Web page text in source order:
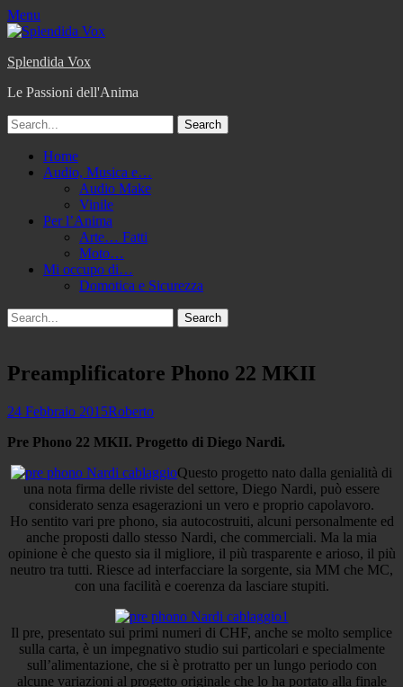
Menu
Splendida Vox
Le Passioni dell'Anima
Search
for:
Primary
Menu
Skip
Home
Audio, Musica e…
Audio Make
Vinile
Per l’Anima
Arte… Fatti
Moto…
Mi occupo di…
Domotica e Sicurezza
Search
Search
for:
Preamplificatore Phono 22 MKII
Posted
24 Febbraio 2015Author
Roberto
Pre Phono 22 MKII. Progetto di Diego Nardi.
Questo progetto nato dalla genialità di
una nota firma delle riviste del settore, Diego Nardi, può essere
considerato senza esagerazioni un vero e proprio capolavoro.
Ho sentito vari pre phono, sia autocostruiti, alcuni personalmente ed
anche proposti dallo stesso Nardi, che commerciali. Ma la mia
opinione è che questo sia il migliore, il più trasparente e arioso, il più
neutro tra tutti. Riesce ad interfacciare la sorgente, sia MM che MC,
con una facilità e coerenza da lasciare stupiti.
Il pre, presentato sui primi numeri di CHF, anche se molto semplice
sulla carta, è un impegnativo studio sui particolari e specialmente
sull’alimentazione, che si è protratto per un lungo periodo con
alcune variazioni al progetto originale che lo ha portato alla finale